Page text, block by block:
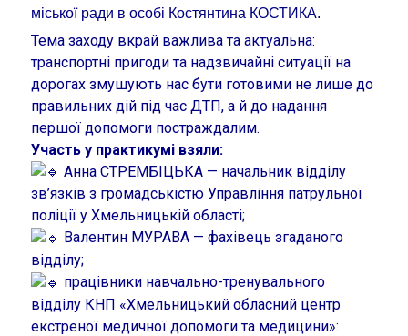
міської ради в особі Костянтина КОСТИКА.
Тема заходу вкрай важлива та актуальна:
транспортні пригоди та надзвичайні ситуації на
дорогах змушують нас бути готовими не лише до
правильних дій під час ДТП, а й до надання
першої допомоги постраждалим.
Участь у практикумі взяли:
Анна СТРЕМБІЦЬКА — начальник відділу
зв’язків з громадськістю Управління патрульної
поліції у Хмельницькій області;
Валентин МУРАВА — фахівець згаданого
відділу;
працівники навчально-тренувального
відділу КНП «Хмельницький обласний центр
екстреної медичної допомоги та медицини»: